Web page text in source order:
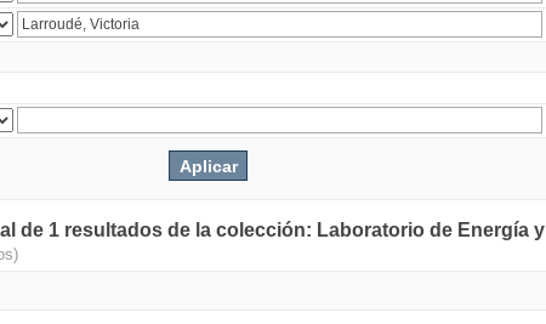
de 1 resultados de la colección: Laboratorio de Energía y